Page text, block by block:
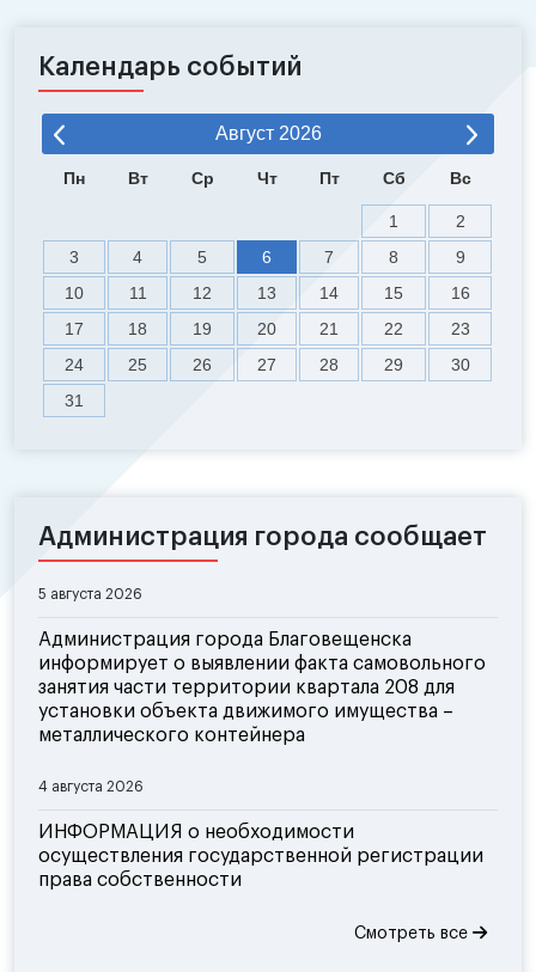
Календарь событий
Август 2026
Пн Вт Ср Чт Пт Сб Вс
1
2
3
4 5 6 7 8
9
10
11 12 13 14 15
16
17
18 19 20 21 22
23
24
25 26 27 28 29
30
31
Администрация города сообщает
5 августа 2026
Администрация города Благовещенска
информирует о выявлении факта самовольного
занятия части территории квартала 208 для
установки объекта движимого имущества –
металлического контейнера
4 августа 2026
ИНФОРМАЦИЯ о необходимости
осуществления государственной регистрации
права собственности
Смотреть все